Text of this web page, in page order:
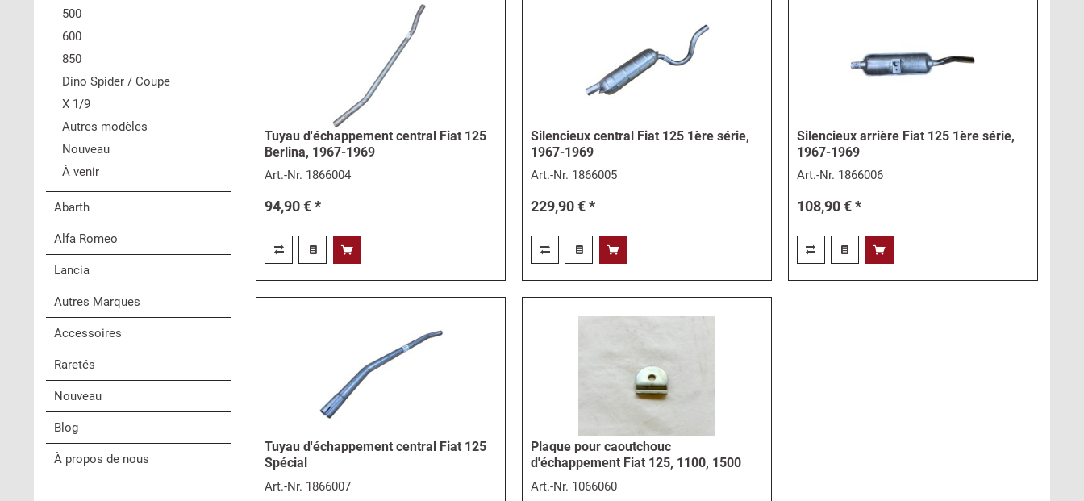
500
600
850
Dino Spider / Coupe
X 1/9
Autres modèles
Nouveau
À venir
Abarth
Alfa Romeo
Lancia
Autres Marques
Accessoires
Raretés
Nouveau
Blog
À propos de nous
Tuyau d'échappement central Fiat 125
Berlina, 1967-1969
Art.-Nr. 1866004
94,90 € *
Silencieux central Fiat 125 1ère série,
1967-1969
Art.-Nr. 1866005
229,90 € *
Silencieux arrière Fiat 125 1ère série,
1967-1969
Art.-Nr. 1866006
108,90 € *
Tuyau d'échappement central Fiat 125
Spécial
Art.-Nr. 1866007
Plaque pour caoutchouc
d'échappement Fiat 125, 1100, 1500
Art.-Nr. 1066060